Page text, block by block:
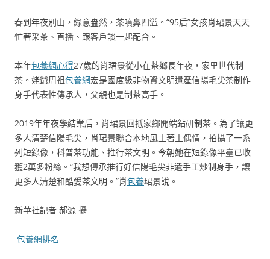
春到年夜別山，綠意盎然，茶噴鼻四溢。“95后”女孩肖珺景天天
忙著采茶、直播、跟客戶談一起配合。
本年包養網心得27歲的肖珺景從小在茶鄉長年夜，家里世代制
茶。姥爺周祖包養網宏是國度級非物資文明遺產信陽毛尖茶制作
身手代表性傳承人，父親也是制茶高手。
2019年年夜學結業后，肖珺景回抵家鄉開端鉆研制茶。為了讓更
多人清楚信陽毛尖，肖珺景聯合本地風土著土偶情，拍攝了一系
列短錄像，科普茶功能、推行茶文明。今朝她在短錄像平臺已收
獲2萬多粉絲。“我想傳承推行好信陽毛尖非遺手工炒制身手，讓
更多人清楚和酷愛茶文明。”肖包養珺景說。
新華社記者 郝源 攝
包養網排名